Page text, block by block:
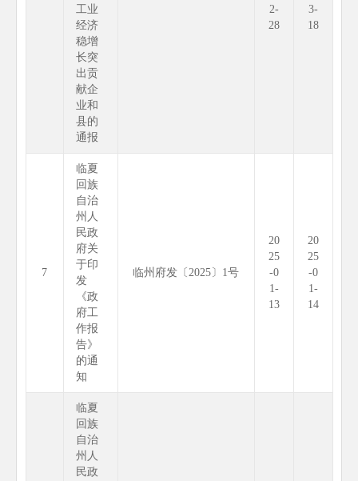
工业
经济
稳增
长突
出贡
献企
业和
县的
通报
2-
28
3-
18
7
临夏
回族
自治
州人
民政
府关
于印
发
《政
府工
作报
告》
的通
知
临州府发〔2025〕1号
20
25
-0
1-
13
20
25
-0
1-
14
临夏
回族
自治
州人
民政